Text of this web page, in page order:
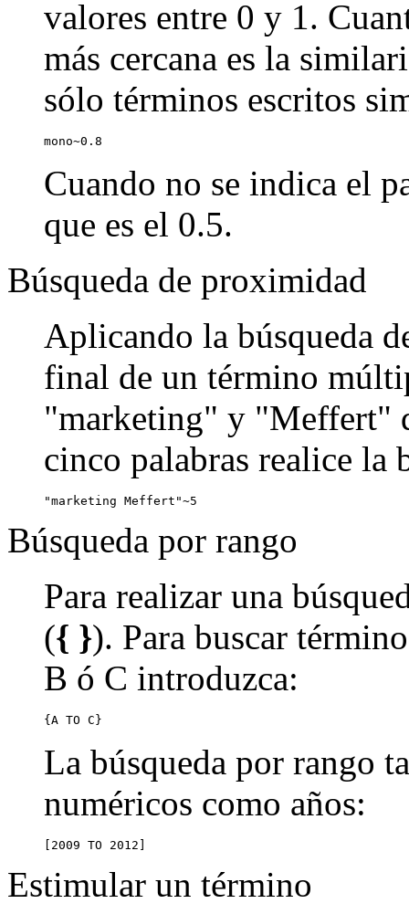
valores entre 0 y 1.
más cercana es la
sólo términos escritos
mono~0.8
Cuando no se indica el
que es el 0.5.
Búsqueda de proximidad
Aplicando la búsqueda
final de un término
"marketing" y "Meffert"
cinco palabras realice la
"marketing Meffert"~5
Búsqueda por rango
Para realizar una
({ }). Para buscar
B ó C introduzca:
{A TO C}
La búsqueda por rango
numéricos como años:
[2009 TO 2012]
Estimular un término